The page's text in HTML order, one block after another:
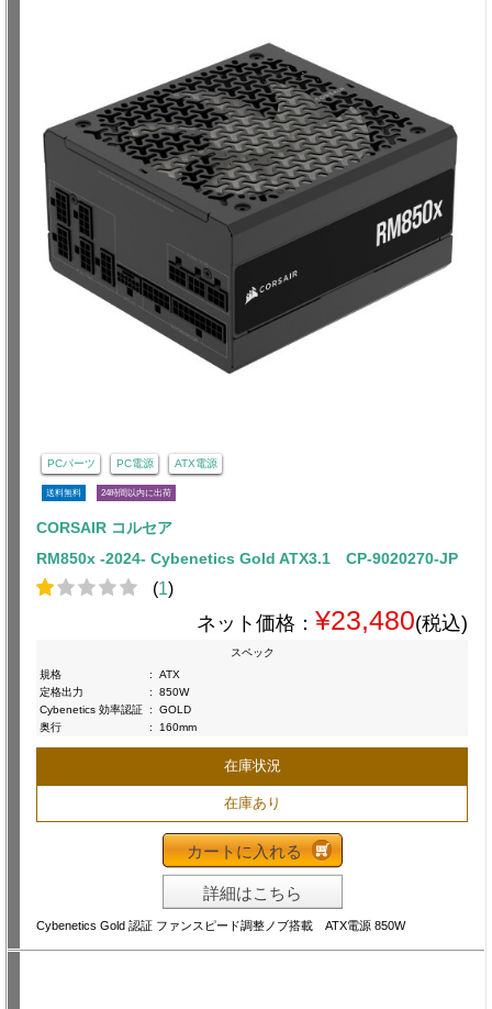
PCパーツ PC電源 ATX電源
送料無料 24時間以内に出荷
CORSAIR コルセア
RM850x -2024- Cybenetics Gold ATX3.1 CP-9020270-JP
(1)
ネット価格： ¥23,480(税込)
スペック
規格
:
ATX
定格出力
:
850W
Cybenetics 効率認証 :
GOLD
奥行
: 160mm
在庫状況
在庫あり
カートに入れる
詳細はこちら
Cybenetics Gold 認証 ファンスピード調整ノブ搭載 ATX電源 850W